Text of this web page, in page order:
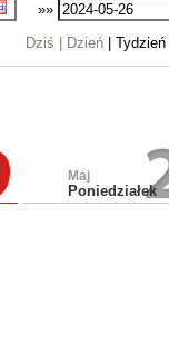
»»
Dziś |
Dzień |
Maj
Poniedziałek